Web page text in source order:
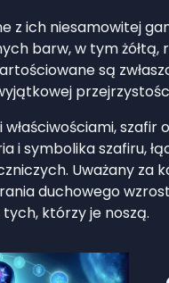
z ich niesamowitej
barw, w tym
są
właściwościami,
i symbolika szafiru,
Uważany za
duchowego
którzy je noszą.